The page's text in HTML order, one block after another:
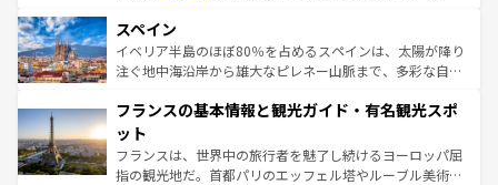
ろん、トスカーナの美しい田園風景やアマルフィ海岸の絶
景など、自然景観も見逃せない。観光の合間には、本場の
ピザやパスタなど、絶品のイタリア料理を堪能することも
ませてくれるイタリアで、忘れられない旅をしてみよう！
なお、新着のイタリア情報は
しい。
スペイン
イベリア半島のほぼ80％を占めるスペインは、太陽が降り
注ぐ地中海沿岸から雄大なピレネー山脈まで、多彩な自然
文化が根付くこの国では、情熱的なフラメンコ、熱気あふ
れる闘牛、そして美味しいタパスが生活の一部となってい
る。首都マドリードの洗練された雰囲気や、バルセロナの
アートに溢れた街角から、地方では古代ローマ遺跡や中世
フランスの基本情報と観光ガイド・有名観光スポ
ット
フランスは、世界中の旅行者を魅了し続けるヨーロッパ屈
指の観光地だ。首都パリのエッフェル塔やルーブル美術館